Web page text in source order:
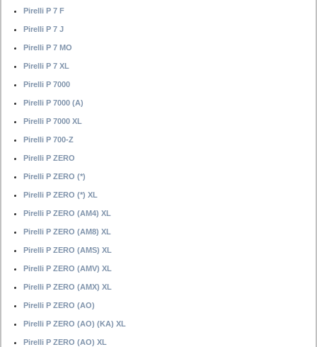
Pirelli P 7 F
Pirelli P 7 J
Pirelli P 7 MO
Pirelli P 7 XL
Pirelli P 7000
Pirelli P 7000 (A)
Pirelli P 7000 XL
Pirelli P 700-Z
Pirelli P ZERO
Pirelli P ZERO (*)
Pirelli P ZERO (*) XL
Pirelli P ZERO (AM4) XL
Pirelli P ZERO (AM8) XL
Pirelli P ZERO (AMS) XL
Pirelli P ZERO (AMV) XL
Pirelli P ZERO (AMX) XL
Pirelli P ZERO (AO)
Pirelli P ZERO (AO) (KA) XL
Pirelli P ZERO (AO) XL